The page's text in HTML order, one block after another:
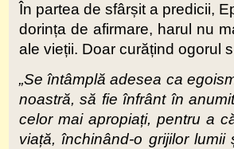
În partea de sfârșit a predicii,
dorința de afirmare, harul nu
ale vieții. Doar curățind ogorul
„Se întâmplă adesea ca
noastră, să fie înfrânt în
celor mai apropiați, pentru a
viață, închinând-o grijilor